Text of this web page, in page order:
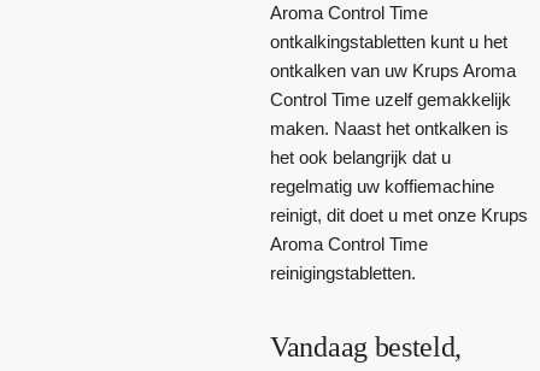
Aroma Control Time
ontkalkingstabletten kunt u het
ontkalken van uw Krups Aroma
Control Time uzelf gemakkelijk
maken. Naast het ontkalken is
het ook belangrijk dat u
regelmatig uw koffiemachine
reinigt, dit doet u met onze Krups
Aroma Control Time
reinigingstabletten.
Vandaag besteld,